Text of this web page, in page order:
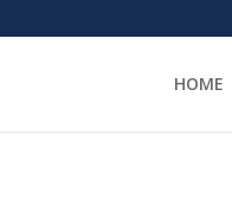
HOME